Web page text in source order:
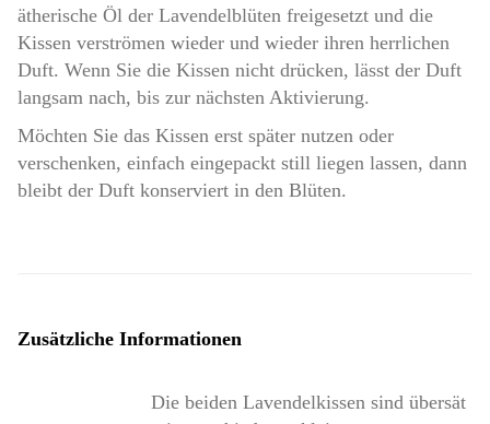
ätherische Öl der Lavendelblüten freigesetzt und die
Kissen verströmen wieder und wieder ihren herrlichen
Duft. Wenn Sie die Kissen nicht drücken, lässt der Duft
langsam nach, bis zur nächsten Aktivierung.
Möchten Sie das Kissen erst später nutzen oder
verschenken, einfach eingepackt still liegen lassen, dann
bleibt der Duft konserviert in den Blüten.
Zusätzliche Informationen
Die beiden Lavendelkissen sind übersät